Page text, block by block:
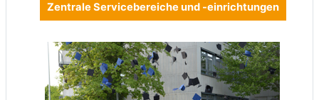
Zentrale Servicebereiche und -einrichtungen